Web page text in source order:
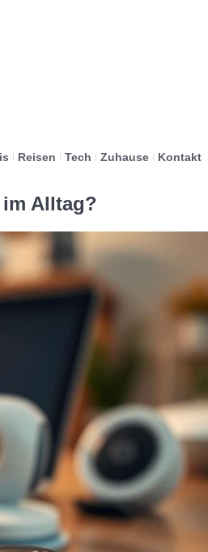
Reisen Tech Zuhause Kontakt
Alltag?